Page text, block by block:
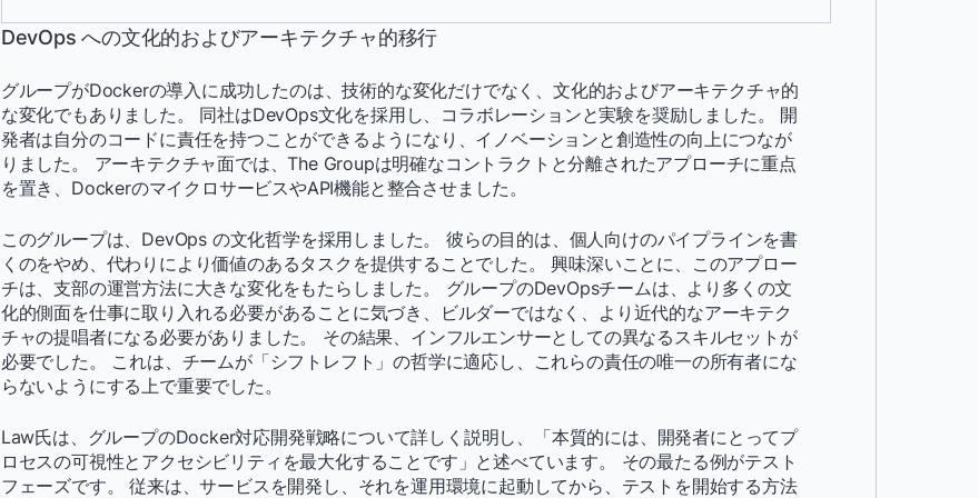
DevOps への文化的およびアーキテクチャ的移行
グループがDockerの導入に成功したのは、技術的な変化だけでなく、文化的およびアーキテクチャ的
な変化でもありました。 同社はDevOps文化を採用し、コラボレーションと実験を奨励しました。 開
発者は自分のコードに責任を持つことができるようになり、イノベーションと創造性の向上につなが
りました。 アーキテクチャ面では、The Groupは明確なコントラクトと分離されたアプローチに重点
を置き、DockerのマイクロサービスやAPI機能と整合させました。
このグループは、DevOps の文化哲学を採用しました。 彼らの目的は、個人向けのパイプラインを書
くのをやめ、代わりにより価値のあるタスクを提供することでした。 興味深いことに、このアプロー
チは、支部の運営方法に大きな変化をもたらしました。 グループのDevOpsチームは、より多くの文
化的側面を仕事に取り入れる必要があることに気づき、ビルダーではなく、より近代的なアーキテク
チャの提唱者になる必要がありました。 その結果、インフルエンサーとしての異なるスキルセットが
必要でした。 これは、チームが「シフトレフト」の哲学に適応し、これらの責任の唯一の所有者にな
らないようにする上で重要でした。
Law氏は、グループのDocker対応開発戦略について詳しく説明し、「本質的には、開発者にとってプ
ロセスの可視性とアクセシビリティを最大化することです」と述べています。 その最たる例がテスト
フェーズです。 従来は、サービスを開発し、それを運用環境に起動してから、テストを開始する方法